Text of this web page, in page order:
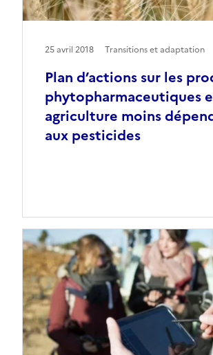
Plan d’actions sur les
phytopharmaceutiques
agriculture moins
aux pesticides
25 avril 2018 Transitions et adaptation